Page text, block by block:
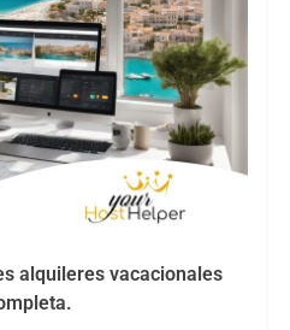
alquileres vacacionales